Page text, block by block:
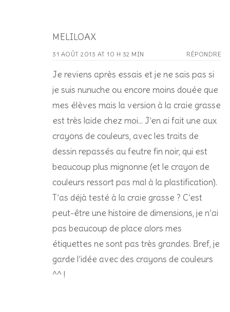
MELILOAX
31 AOÛT 2013 AT 10 H 32 MIN RÉPONDRE
Je reviens après essais et je ne sais pas si
je suis nunuche ou encore moins douée que
mes élèves mais la version à la craie grasse
est très laide chez moi… J’en ai fait une aux
crayons de couleurs, avec les traits de
dessin repassés au feutre fin noir, qui est
beaucoup plus mignonne (et le crayon de
couleurs ressort pas mal à la plastification).
T’as déjà testé à la craie grasse ? C’est
peut-être une histoire de dimensions, je n’ai
pas beaucoup de place alors mes
étiquettes ne sont pas très grandes. Bref, je
garde l’idée avec des crayons de couleurs
^^ !